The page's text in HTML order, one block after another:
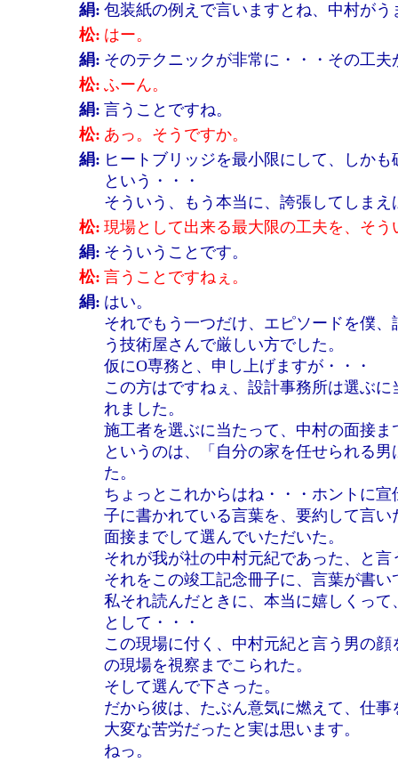
絹: 包装紙の例えで言いますとね、中村が
松: はー。
絹: そのテクニックが非常に・・・その工
松: ふーん。
絹: 言うことですね。
松: あっ。そうですか。
絹: ヒートブリッジを最小限にして、しか
という・・・
そういう、もう本当に、誇張してしま
松: 現場として出来る最大限の工夫を、そ
絹: そういうことです。
松: 言うことですねぇ。
絹: はい。
それでもう一つだけ、エピソードを僕
う技術屋さんで厳しい方でした。
仮にO専務と、申し上げますが・・・
この方はですねぇ、設計事務所は選ぶ
れました。
施工者を選ぶに当たって、中村の面接
というのは、「自分の家を任せられる
た。
ちょっとこれからはね・・・ホントに
子に書かれている言葉を、要約して言
面接までして選んでいただいた。
それが我が社の中村元紀であった、と言
それをこの竣工記念冊子に、言葉が書い
私それ読んだときに、本当に嬉しくっ
として・・・
この現場に付く、中村元紀と言う男の
の現場を視察までこられた。
そして選んで下さった。
だから彼は、たぶん意気に燃えて、仕
大変な苦労だったと実は思います。
ねっ。